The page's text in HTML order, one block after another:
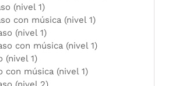
(nivel 1)
con música (nivel 1)
(nivel 1)
con música (nivel 1)
(nivel 1)
con música (nivel 1)